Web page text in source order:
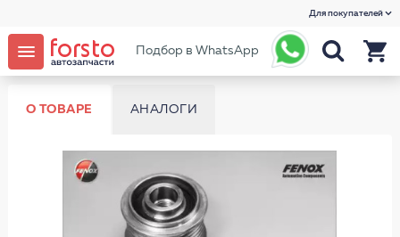
Для покупателей
Подбор в WhatsApp
О ТОВАРЕ АНАЛОГИ